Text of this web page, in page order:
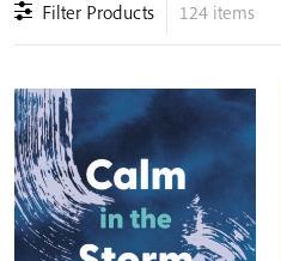
Filter Products 124 items